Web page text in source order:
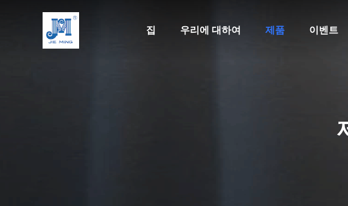
집 우리에 대하여 제품 이벤트